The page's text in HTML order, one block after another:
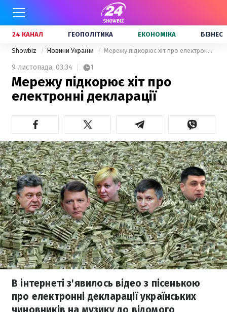
24 КАНАЛ ГЕОПОЛІТИКА ЕКОНОМІКА БІЗНЕС
Showbiz Новини України Мережу підкорює хіт про електронні декларації
9 листопада, 03:34 1
Мережу підкорює хіт про
електронні декларації
В інтернеті з'явилось відео з пісенькою
про електронні декларації українських